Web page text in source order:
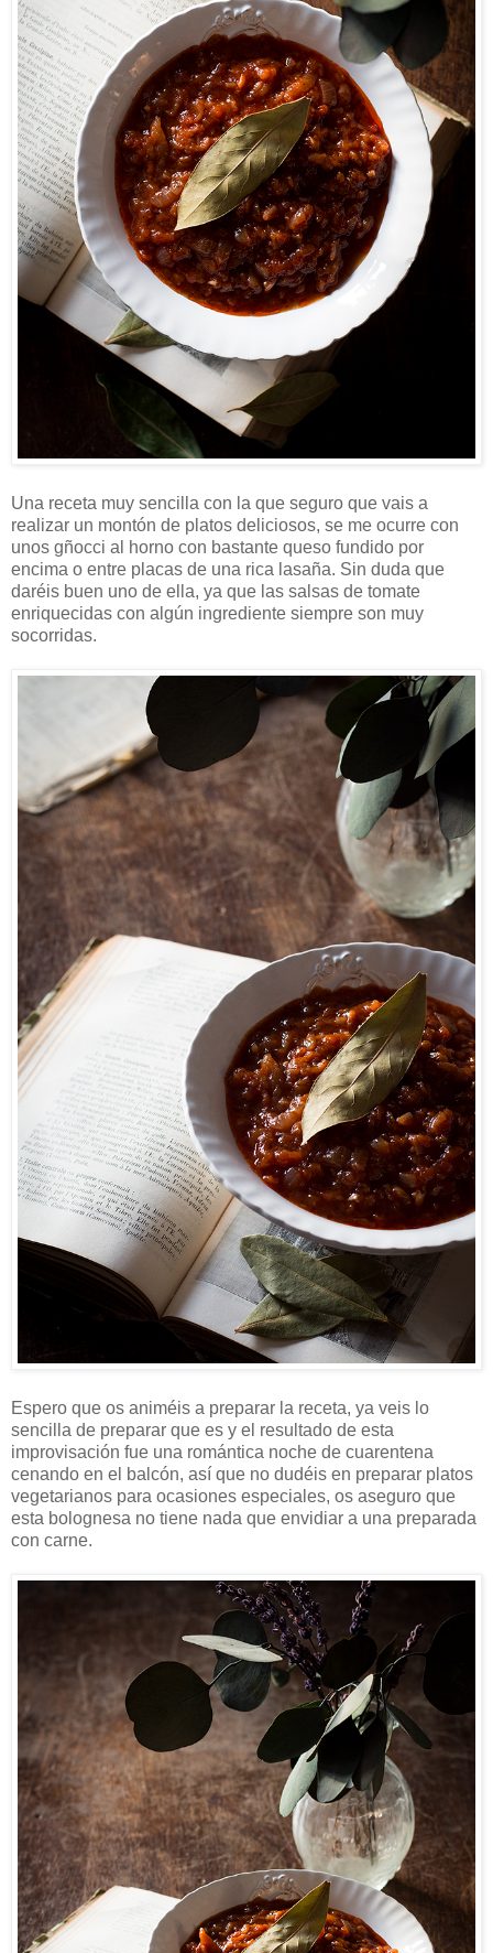
Una receta muy sencilla con la que seguro que vais a
realizar un montón de platos deliciosos, se me ocurre con
unos gñocci al horno con bastante queso fundido por
encima o entre placas de una rica lasaña. Sin duda que
daréis buen uno de ella, ya que las salsas de tomate
enriquecidas con algún ingrediente siempre son muy
socorridas.
Espero que os animéis a preparar la receta, ya veis lo
sencilla de preparar que es y el resultado de esta
improvisación fue una romántica noche de cuarentena
cenando en el balcón, así que no dudéis en preparar platos
vegetarianos para ocasiones especiales, os aseguro que
esta bolognesa no tiene nada que envidiar a una preparada
con carne.